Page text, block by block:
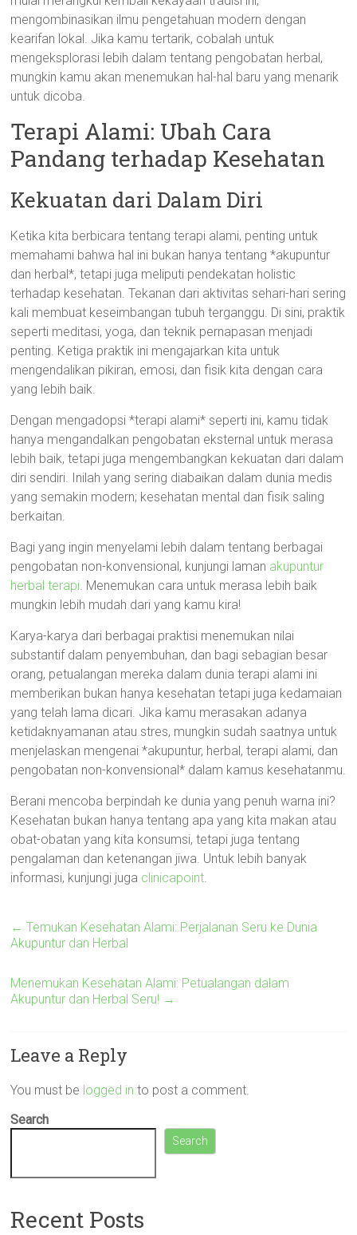
mengombinasikan ilmu pengetahuan modern dengan
kearifan lokal. Jika kamu tertarik, cobalah untuk
mengeksplorasi lebih dalam tentang pengobatan herbal,
mungkin kamu akan menemukan hal-hal baru yang menarik
untuk dicoba.
Terapi Alami: Ubah Cara
Pandang terhadap Kesehatan
Kekuatan dari Dalam Diri
Ketika kita berbicara tentang terapi alami, penting untuk
memahami bahwa hal ini bukan hanya tentang *akupuntur
dan herbal*, tetapi juga meliputi pendekatan holistic
terhadap kesehatan. Tekanan dari aktivitas sehari-hari sering
kali membuat keseimbangan tubuh terganggu. Di sini, praktik
seperti meditasi, yoga, dan teknik pernapasan menjadi
penting. Ketiga praktik ini mengajarkan kita untuk
mengendalikan pikiran, emosi, dan fisik kita dengan cara
yang lebih baik.
Dengan mengadopsi *terapi alami* seperti ini, kamu tidak
hanya mengandalkan pengobatan eksternal untuk merasa
lebih baik, tetapi juga mengembangkan kekuatan dari dalam
diri sendiri. Inilah yang sering diabaikan dalam dunia medis
yang semakin modern; kesehatan mental dan fisik saling
berkaitan.
Bagi yang ingin menyelami lebih dalam tentang berbagai
pengobatan non-konvensional, kunjungi laman akupuntur
herbal terapi. Menemukan cara untuk merasa lebih baik
mungkin lebih mudah dari yang kamu kira!
Karya-karya dari berbagai praktisi menemukan nilai
substantif dalam penyembuhan, dan bagi sebagian besar
orang, petualangan mereka dalam dunia terapi alami ini
memberikan bukan hanya kesehatan tetapi juga kedamaian
yang telah lama dicari. Jika kamu merasakan adanya
ketidaknyamanan atau stres, mungkin sudah saatnya untuk
menjelaskan mengenai *akupuntur, herbal, terapi alami, dan
pengobatan non-konvensional* dalam kamus kesehatanmu.
Berani mencoba berpindah ke dunia yang penuh warna ini?
Kesehatan bukan hanya tentang apa yang kita makan atau
obat-obatan yang kita konsumsi, tetapi juga tentang
pengalaman dan ketenangan jiwa. Untuk lebih banyak
informasi, kunjungi juga clinicapoint.
← Temukan Kesehatan Alami: Perjalanan Seru ke Dunia
Akupuntur dan Herbal
Menemukan Kesehatan Alami: Petualangan dalam
Akupuntur dan Herbal Seru! →
Leave a Reply
You must be logged in to post a comment.
Search
Search
Recent Posts